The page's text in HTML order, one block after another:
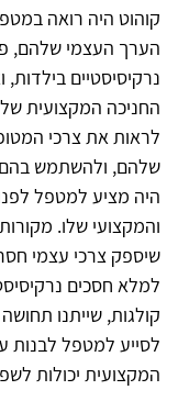
קוהוט היה רואה
הערך העצמי שלהם,
נרקיסיסטיים
החניכה המקצועית
לראות את צרכי
שלהם, ולהשתמש בהם
היה מציע למטפל
והמקצועי שלו. מקורות
שיספק צרכי עצמי
למלא חסכים
קולגות, שייתנו
לסייע למטפל לבנות
המקצועית יכולות